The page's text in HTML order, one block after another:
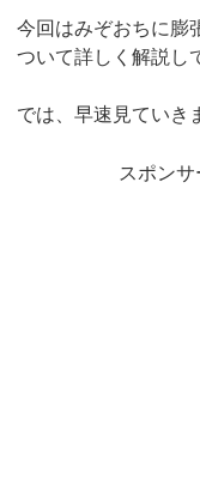
今回はみぞおちに膨
ついて詳しく解説し
では、早速見ていき
スポンサ